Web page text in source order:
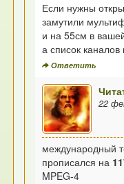
Если нужны
замутили
и на 55см в
а список
Ответить
22
международный
прописался на
MPEG-4